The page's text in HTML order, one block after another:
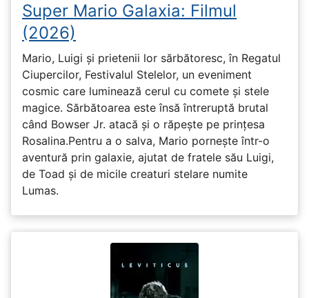
Super Mario Galaxia: Filmul
(2026)
Mario, Luigi și prietenii lor sărbătoresc, în Regatul
Ciupercilor, Festivalul Stelelor, un eveniment
cosmic care luminează cerul cu comete și stele
magice. Sărbătoarea este însă întreruptă brutal
când Bowser Jr. atacă și o răpește pe prinţesa
Rosalina.Pentru a o salva, Mario pornește într-o
aventură prin galaxie, ajutat de fratele său Luigi,
de Toad și de micile creaturi stelare numite
Lumas.